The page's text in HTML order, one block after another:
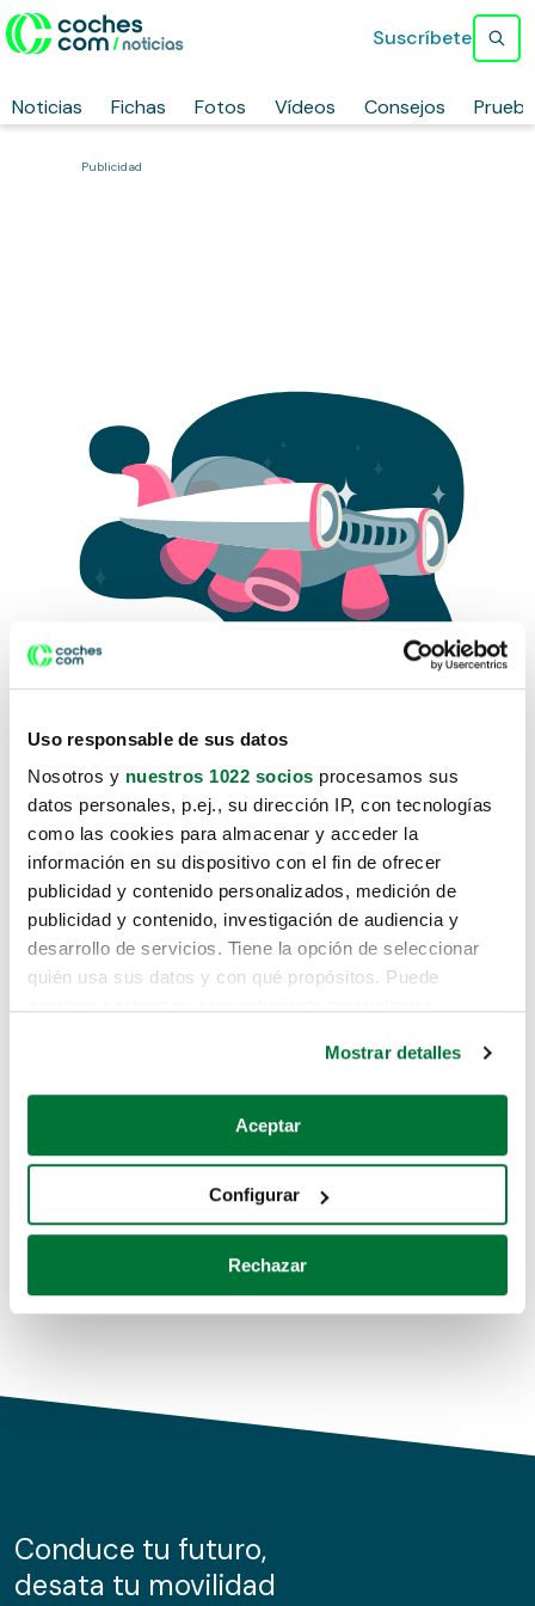
Uso responsable de sus datos
Nosotros y nuestros 1022 socios procesamos sus
datos personales, p.ej., su dirección IP, con tecnologías
como las cookies para almacenar y acceder la
información en su dispositivo con el fin de ofrecer
publicidad y contenido personalizados, medición de
publicidad y contenido, investigación de audiencia y
desarrollo de servicios. Tiene la opción de seleccionar
quién usa sus datos y con qué propósitos. Puede
Si lo permite, también quisiéramos:
Recopilar información sobre su ubicación geográfica
Identificar su dispositivo analizándolo activamente
para buscar características específicas (huellas
Obtenga más información sobre cómo se procesan sus
de cookies.
información sobre el uso que haga del sitio web con
nuestros partners de redes sociales, publicidad y análisis
Mostrar detalles
Aceptar
Configurar
Rechazar
Noticias Fichas Fotos Vídeos Consejos
Suscríbete
Publicidad
Lo sentimos, no sabemos como
te hemos traido hasta aquí.
Pero puedes encontrar el coche que estás
buscando en alguno de estos enlaces:
Coches de segunda mano
Coches de km0
Conduce tu futuro,
desata tu movilidad